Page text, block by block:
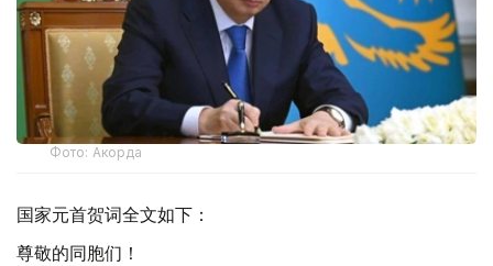
Фото: Акорда
国家元首贺词全文如下：
尊敬的同胞们！